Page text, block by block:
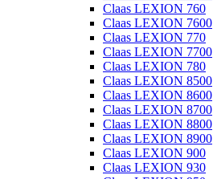
Claas LEXION 760
Claas LEXION 7600
Claas LEXION 770
Claas LEXION 7700
Claas LEXION 780
Claas LEXION 8500
Claas LEXION 8600
Claas LEXION 8700
Claas LEXION 8800
Claas LEXION 8900
Claas LEXION 900
Claas LEXION 930